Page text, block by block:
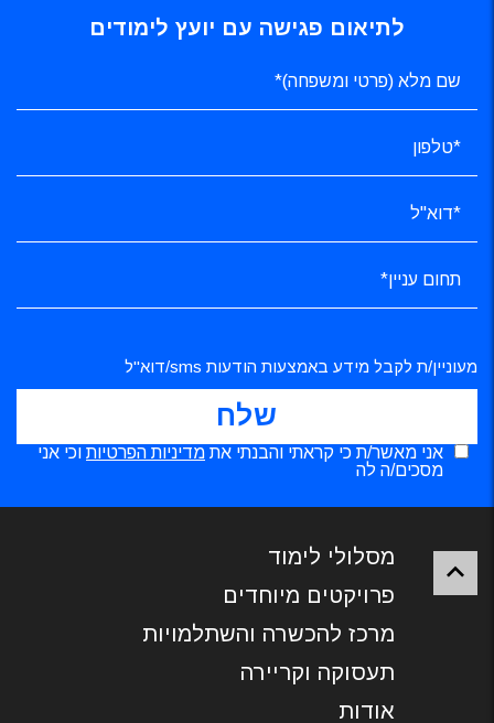
לתיאום פגישה עם יועץ לימודים
מעוניין/ת לקבל מידע באמצעות הודעות sms/דוא"ל
אני מאשר/ת כי קראתי והבנתי את מדיניות הפרטיות וכי אני
מסכים/ה לה
מסלולי לימוד
פרויקטים מיוחדים
מרכז להכשרה והשתלמויות
תעסוקה וקריירה
אודות